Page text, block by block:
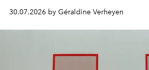
streamingplatformen verschijnen.
30.07.2026 by Géraldine Verheyen